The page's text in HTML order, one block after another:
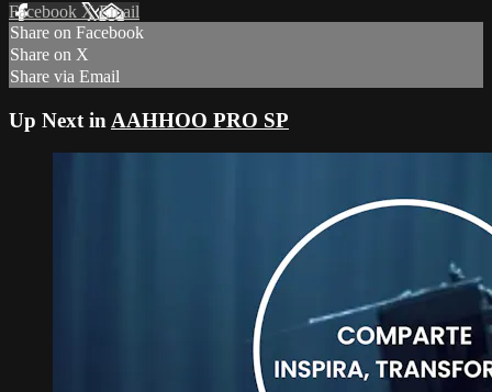
Facebook XEmail
Share on Facebook
Share on X
Share via Email
Up Next in AAHHOO PRO SP